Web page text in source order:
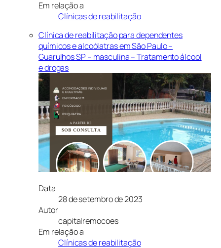
Em relação a
Clínicas de reabilitação
Clínica de reabilitação para dependentes
químicos e alcoólatras em São Paulo –
Guarulhos SP – masculina – Tratamento álcool
e drogas
Data
28 de setembro de 2023
Autor
capitalremocoes
Em relação a
Clínicas de reabilitação